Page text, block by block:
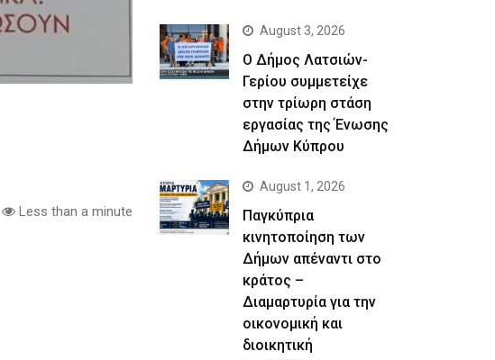
Less than a minute
August 3, 2026
Ο Δήμος Λατσιών-
Γερίου συμμετείχε
στην τρίωρη στάση
εργασίας της Ένωσης
Δήμων Κύπρου
August 1, 2026
Παγκύπρια
κινητοποίηση των
Δήμων απέναντι στο
κράτος –
Διαμαρτυρία για την
οικονομική και
διοικητική